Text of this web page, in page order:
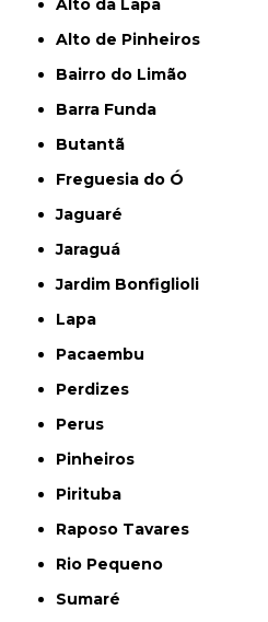
Alto de Pinheiros
Bairro do Limão
Barra Funda
Butantã
Freguesia do Ó
Jaguaré
Jaraguá
Jardim Bonfiglioli
Lapa
Pacaembu
Perdizes
Perus
Pinheiros
Pirituba
Raposo Tavares
Rio Pequeno
Sumaré